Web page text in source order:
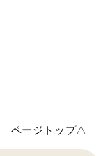
ページトップ△